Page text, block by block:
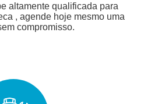
altamente qualificada para
, agende hoje mesmo uma
compromisso.